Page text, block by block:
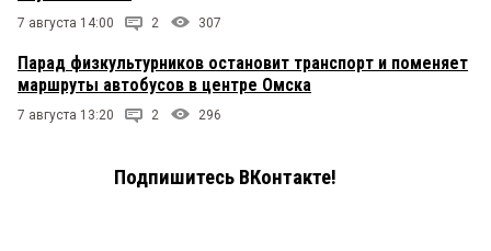
7 августа 14:00 2 307
Парад физкультурников остановит транспорт и поменяет
маршруты автобусов в центре Омска
7 августа 13:20 2 296
Подпишитесь ВКонтакте!